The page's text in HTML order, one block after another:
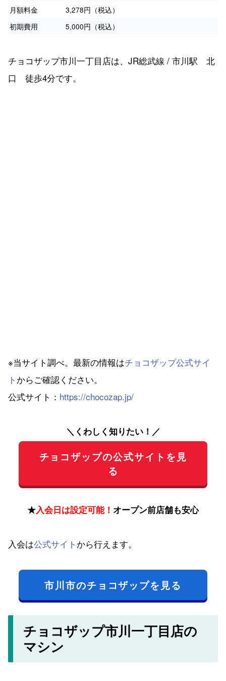
月額料金
3,278円（税込）
初期費用
5,000円（税込）
チョコザップ市川一丁目店は、JR総武線 / 市川駅 北
口 徒歩4分です。
※当サイト調べ。最新の情報はチョコザップ公式サイ
ト からご確認ください。
公式サイト： https://chocozap.jp/
＼くわしく知りたい！／
チョコザップの公式サイトを見
る
★入会日は設定可能！ オープン前店舗も安心
入会は公式サイト から行えます。
市川市のチョコザップを見る
チョコザップ市川一丁目店の
マシン